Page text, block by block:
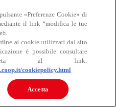
«Preferenze Cookie» di
il link “modifica le tue
ai cookie utilizzati dal sito
è possibile consultare
al link:
cookiepolicy.html
Accetta